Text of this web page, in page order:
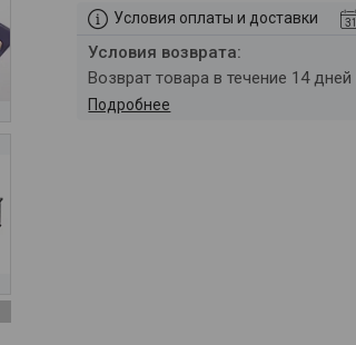
Условия оплаты и доставки
возврат товара в течение 14 дней
Подробнее